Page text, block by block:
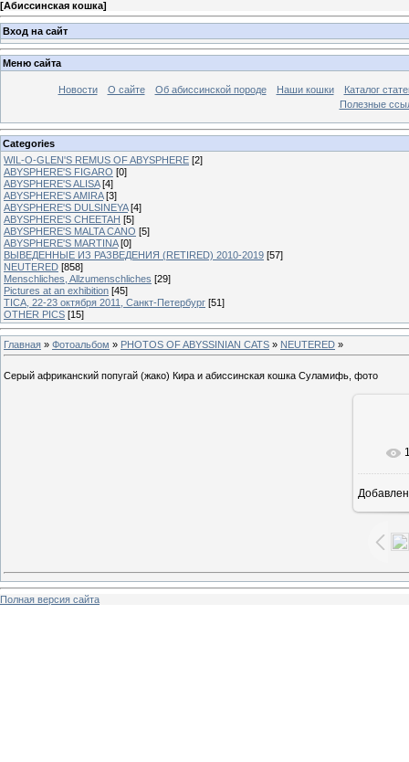
[Абиссинская кошка]
Вход на сайт
Меню сайта
Новости О сайте Об абиссинской породе Наши кошки
Каталог
Полезные
Categories
WIL-O-GLEN'S REMUS OF ABYSPHERE [2]
ABYSPHERE'S FIGARO [0]
ABYSPHERE'S ALISA [4]
ABYSPHERE'S AMIRA [3]
ABYSPHERE'S DULSINEYA [4]
ABYSPHERE'S CHEETAH [5]
ABYSPHERE'S MALTA CANO [5]
ABYSPHERE'S MARTINA [0]
ВЫВЕДЕННЫЕ ИЗ РАЗВЕДЕНИЯ (RETIRED) 2010-2019 [57]
NEUTERED [858]
Menschliches, Allzumenschliches [29]
Pictures at an exhibition [45]
TICA, 22-23 октября 2011, Санкт-Петербург [51]
OTHER PICS [15]
Главная » Фотоальбом » PHOTOS OF ABYSSINIAN CATS » NEUTERED »
Серый африканский попугай (жако) Кира и абиссинская кошка Суламифь, фото
Полная версия сайта